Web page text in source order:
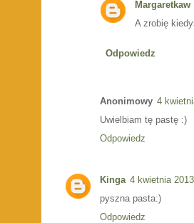
Margaretkaw
A zrobię
Odpowiedz
Anonimowy 4
Uwielbiam tę pastę :)
Odpowiedz
Kinga 4 kwietnia
pyszna pasta:)
Odpowiedz